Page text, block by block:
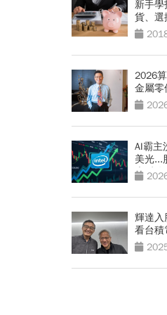
新手學
貨、選
2026
金屬零
AI霸主
美光...
大反攻
輝達入
看台積
CPU的